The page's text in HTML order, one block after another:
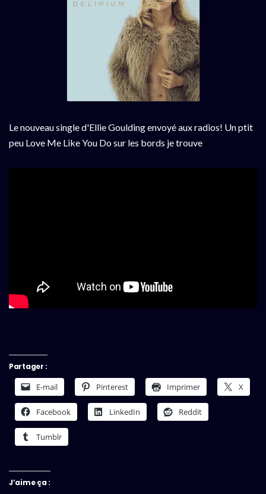
Le nouveau single d'Ellie Goulding envoyé aux radios! Un ptit
peu Love Me Like You Do sur les bords je trouve
Partager :
E-mail Pinterest Imprimer X
Facebook LinkedIn Reddit
Tumblr
J’aime ça :